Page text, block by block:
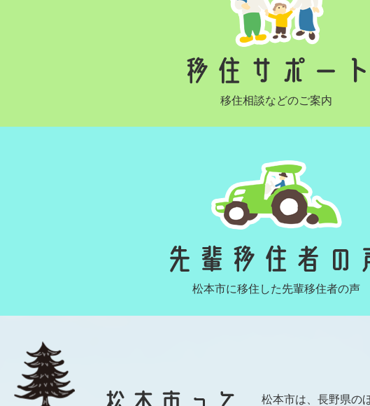
移住相談などのご案内
松本市に移住した先輩移住者の声
松本市は、長野県の